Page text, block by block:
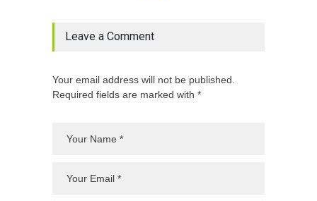
Leave a Comment
Your email address will not be published.
Required fields are marked with *